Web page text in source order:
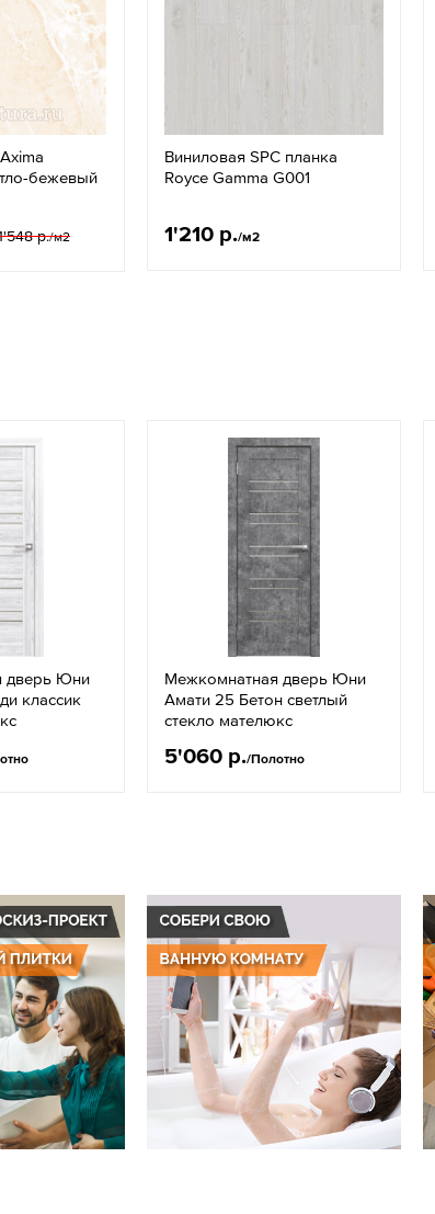
бежевый
р./м2
Виниловая SPC планка
Royce Gamma G001
1'210 р./м2
дверь Юни
классик
Межкомнатная дверь Юни
Амати 25 Бетон светлый
стекло мателюкс
5'060 р./Полотно